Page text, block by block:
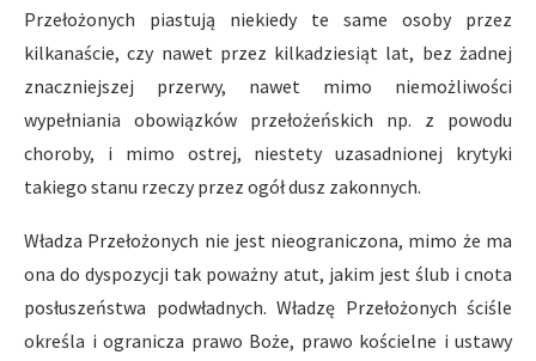
Prze­łożonych piastują niekiedy te same osoby przez
kilkanaście, czy nawet przez kilkadziesiąt lat, bez żadnej
znaczniejszej przerwy, nawet mimo niemożliwości
wypełniania obowiązków przełożeńskich np. z powodu
choroby, i mimo ostrej, niestety uzasadnionej kry­tyki
takiego stanu rzeczy przez ogół dusz zakonnych.
Władza Przełożonych nie jest nieograniczona, mimo że ma
ona do dyspozycji tak poważny atut, jakim jest ślub i cnota
po­słuszeństwa podwładnych. Władzę Przełożonych ściśle
określa i ogranicza prawo Boże, prawo kościelne i ustawy